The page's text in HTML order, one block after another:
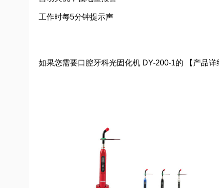
工作时每5分钟提示声
如果您需要口腔牙科光固化机 DY-200-1的 【产品